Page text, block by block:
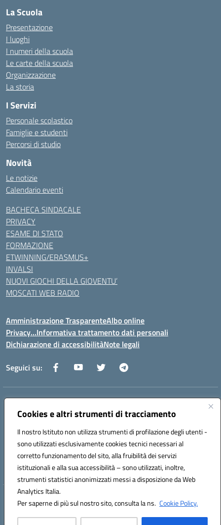
Cookies e altri strumenti di tracciamento
Il nostro Istituto non utilizza strumenti di profilazione degli utenti -
sono utilizzati esclusivamente cookies tecnici necessari al
corretto funzionamento del sito, alla fruibilità dei servizi
istituzionali e alla sua accessibilità – sono utilizzati, inoltre,
strumenti statistici anonimizzati messi a disposizione da Web
Analytics Italia.
Per saperne di più sul nostro sito, consulta la ns. Cookie Policy.
La Scuola
Presentazione
I luoghi
I numeri della scuola
Le carte della scuola
Organizzazione
La storia
I Servizi
Personale scolastico
Famiglie e studenti
Percorsi di studio
Novità
Le notizie
Calendario eventi
BACHECA SINDACALE
PRIVACY
ESAME DI STATO
FORMAZIONE
ETWINNING/ERASMUS+
INVALSI
NUOVI GIOCHI DELLA GIOVENTU’
MOSCATI WEB RADIO
Amministrazione TrasparenteAlbo online
Privacy…Informativa trattamento dati personali
Dichiarazione di accessibilitàNote legali
Seguici su:
Indirizzo:
Centralino:089 201032 Email:saic88800v@istruzione.it
Codice fiscale: 80028930651
Codice meccanografico:
saic88800v
Codice unico di fatturazione (CUF): UFLEGP
Hosting & Powered by 3D Solution S.r.l.
Concept & Design by Designers Italia